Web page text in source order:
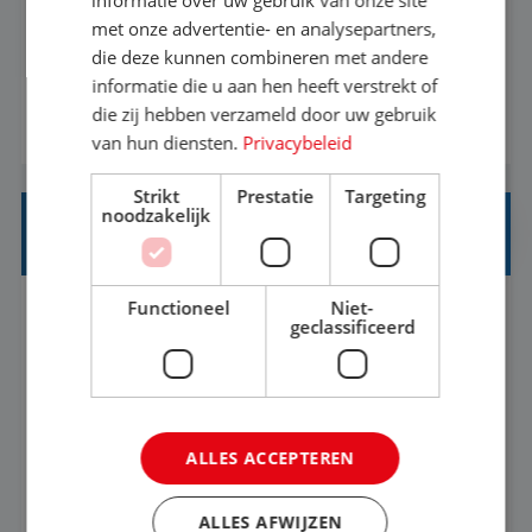
informatiebehoefte van verschillende interne
afdelingen specificeren. Aan de hand van deze
informatiebehoefte ga je BI-producten zoals
adviezen, rapportages en dashboards
producten ontwikkel je door middel van de data
uit ons datawa...
BEKIJK VACATURE
INKOPER VAKANTIES
Baan 33-36 uur MBO
Jij vindt de mooiste plekjes ter wereld en geeft
eenoudergezinnen én singles de meest
onvergetelijke vakanties van hun leven, hoe gaaf
is dat? Ben jij de commerciële professional die
BEKIJK VACATURE
met onze advertentie- en analysepartners,
die deze kunnen combineren met andere
informatie die u aan hen heeft verstrekt of
die zij hebben verzameld door uw gebruik
van hun diensten. Privacybeleid
Strikt
noodzakelijk
Prestatie Targeting
Functioneel
Niet-
geclassificeerd
ALLES ACCEPTEREN
ALLES AFWIJZEN